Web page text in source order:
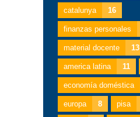
catalunya 16
finanzas personales
material docente 13
america latina 11
economía doméstica
europa 8 pisa